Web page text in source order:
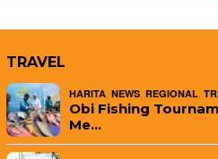
TRAVEL
HARITA NEWS REGIONAL
Obi Fishing
Me…